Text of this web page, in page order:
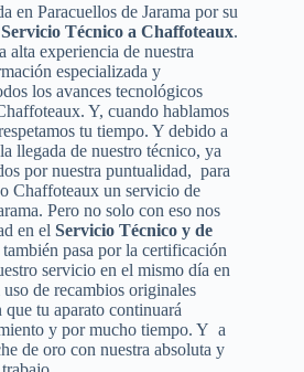
en Paracuellos de Jarama por su
Servicio Técnico a Chaffoteaux.
alta experiencia de nuestra
especializada y
los avances tecnológicos
Y, cuando hablamos
tu tiempo. Y debido a
llegada de nuestro técnico, ya
por nuestra puntualidad, para
Chaffoteaux un servicio de
Pero no solo con eso nos
en el Servicio Técnico y de
también pasa por la certificación
servicio en el mismo día en
de recambios originales
tu aparato continuará
y por mucho tiempo. Y a
de oro con nuestra absoluta y